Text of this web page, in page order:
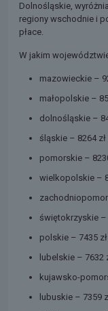
Dolnośląskie,
regiony wschodnie i
płace.
W jakim
mazowieckie –
małopolskie –
dolnośląskie –
śląskie – 8264 zł
pomorskie –
wielkopolskie –
świętokrzyskie –
polskie – 7435 zł
lubelskie – 7632
kujawsko-
lubuskie – 7359